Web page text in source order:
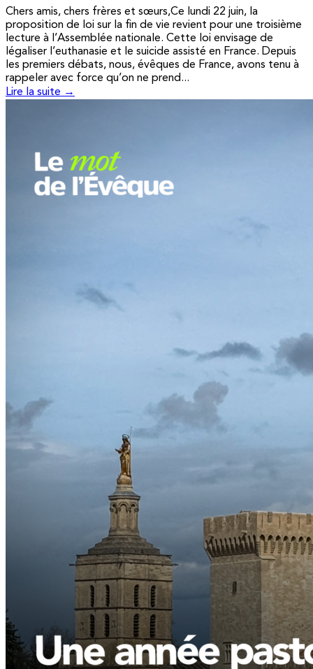
Chers amis, chers frères et sœurs,Ce lundi 22 juin, la
proposition de loi sur la fin de vie revient pour une troisième
lecture à l’Assemblée nationale. Cette loi envisage de
légaliser l’euthanasie et le suicide assisté en France. Depuis
les premiers débats, nous, évêques de France, avons tenu à
rappeler avec force qu’on ne prend...
Lire la suite →